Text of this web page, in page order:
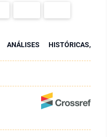
ANÁLISES HISTÓRICAS,